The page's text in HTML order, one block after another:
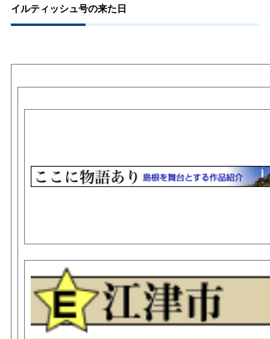
イルティッシュ号の来た日